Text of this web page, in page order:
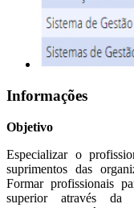
Informações
Objetivo
Especializar o
suprimentos das
Formar profissionais
superior através da